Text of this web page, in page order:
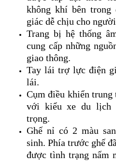
không khí bên trong
giác dễ chịu cho
Trang bị hệ thống
cung cấp những
giao thông.
Tay lái trợ lực điện
lái.
Cụm điều khiển
với kiểu xe du lịch
trọng.
Ghế nỉ có 2 màu
sinh. Phía trước ghế
được tình trạng nấm